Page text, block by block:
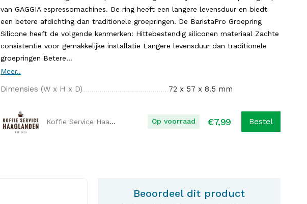
van GAGGIA espressomachines. De ring heeft een langere levensduur en biedt
een betere afdichting dan traditionele groepringen. De BaristaPro Groepring
Silicone heeft de volgende kenmerken: Hittebestendig siliconen materiaal Zachte
consistentie voor gemakkelijke installatie Langere levensduur dan traditionele
groepringen Betere...
Meer..
Dimensies (W x H x D) 72 x 57 x 8.5 mm
Koffie Service Haaglanden Op voorraad €7,99 Bestel
Beoordeel dit product